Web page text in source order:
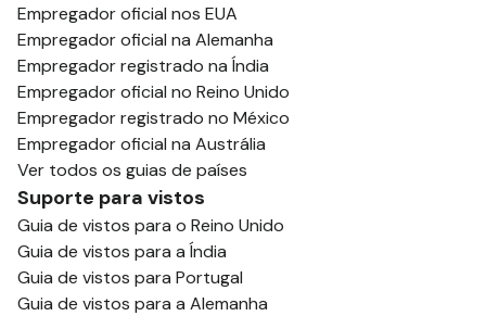
Empregador oficial nos EUA
Empregador oficial na Alemanha
Empregador registrado na Índia
Empregador oficial no Reino Unido
Empregador registrado no México
Empregador oficial na Austrália
Ver todos os guias de países
Suporte para vistos
Guia de vistos para o Reino Unido
Guia de vistos para a Índia
Guia de vistos para Portugal
Guia de vistos para a Alemanha